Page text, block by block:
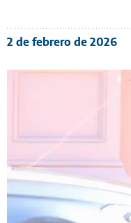
2 de febrero de 2026